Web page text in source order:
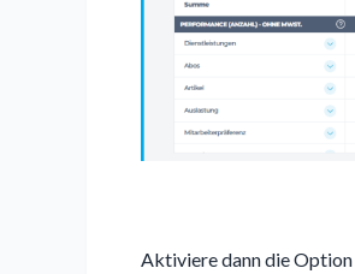
Aktiviere dann die Option